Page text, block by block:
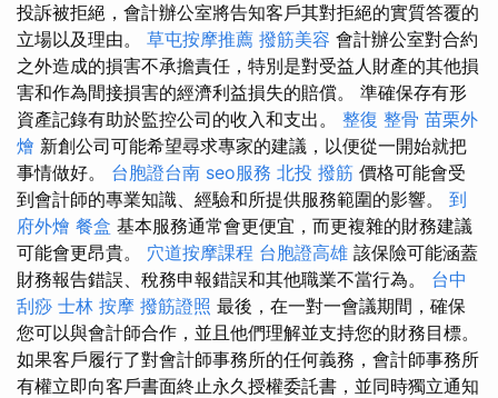
投訴被拒絕，會計辦公室將告知客戶其對拒絕的實質答覆的
立場以及理由。 草屯按摩推薦 撥筋美容 會計辦公室對合約
之外造成的損害不承擔責任，特別是對受益人財產的其他損
害和作為間接損害的經濟利益損失的賠償。 準確保存有形
資產記錄有助於監控公司的收入和支出。 整復 整骨 苗栗外
燴 新創公司可能希望尋求專家的建議，以便從一開始就把
事情做好。 台胞證台南 seo服務 北投 撥筋 價格可能會受
到會計師的專業知識、經驗和所提供服務範圍的影響。 到
府外燴 餐盒 基本服務通常會更便宜，而更複雜的財務建議
可能會更昂貴。 穴道按摩課程 台胞證高雄 該保險可能涵蓋
財務報告錯誤、稅務申報錯誤和其他職業不當行為。 台中
刮痧 士林 按摩 撥筋證照 最後，在一對一會議期間，確保
您可以與會計師合作，並且他們理解並支持您的財務目標。
如果客戶履行了對會計師事務所的任何義務，會計師事務所
有權立即向客戶書面終止永久授權委託書，並同時獨立通知